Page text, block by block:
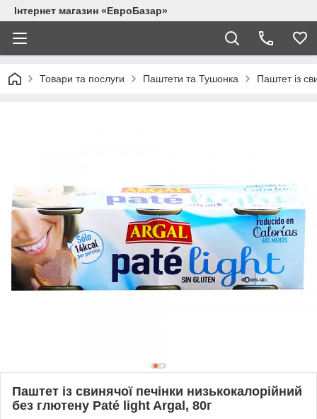
Інтернет магазин «ЕвроБазар»
Товари та послуги Паштети та Тушонка Паштет із
Паштет із свинячої печінки низькокалорійний
без глютену Paté light Argal, 80г